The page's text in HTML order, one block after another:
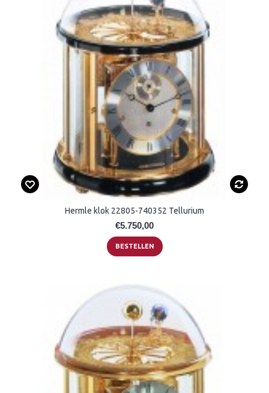
Hermle klok 22805-740352 Tellurium
€5.750,00
BESTELLEN